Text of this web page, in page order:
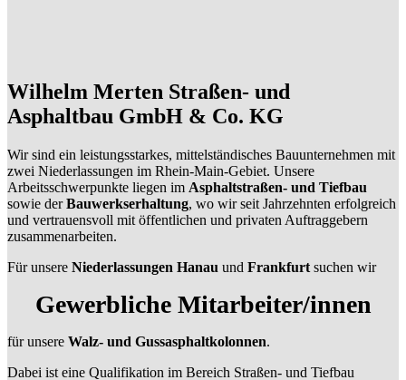
Wilhelm Merten Straßen- und
Asphaltbau GmbH & Co. KG
Wir sind ein leistungsstarkes, mittelständisches Bauunternehmen mit
zwei Niederlassungen im Rhein-Main-Gebiet. Unsere
Arbeitsschwerpunkte liegen im Asphaltstraßen- und Tiefbau
sowie derBauwerkserhaltung, wo wir seit Jahrzehnten erfolgreich
und vertrauensvoll mit öffentlichen und privaten Auftraggebern
zusammenarbeiten.
Für unsere Niederlassungen Hanau und Frankfurt suchen wir
Gewerbliche Mitarbeiter/innen
für unsere Walz- und Gussasphaltkolonnen.
Dabei ist eine Qualifikation im Bereich Straßen- und Tiefbau